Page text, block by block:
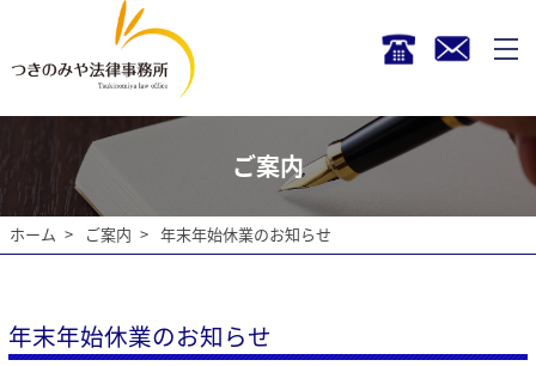
ご案内
ホーム ご案内 年末年始休業のお知らせ
年末年始休業のお知らせ